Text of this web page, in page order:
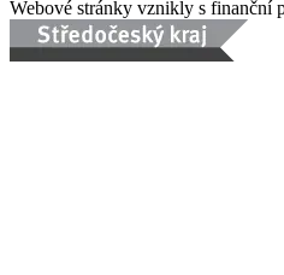
Webové stránky vznikly s finanční